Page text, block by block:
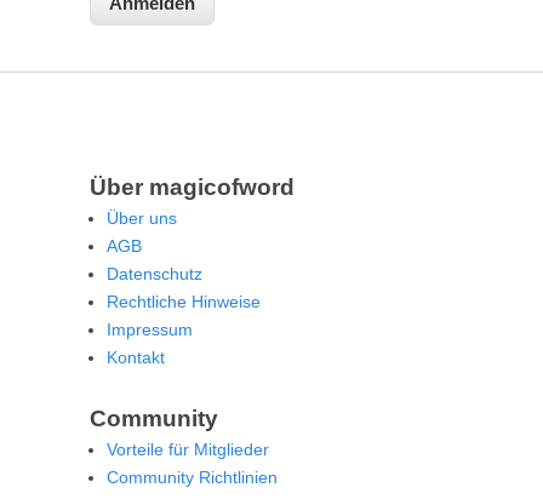
Über magicofword
Über uns
AGB
Datenschutz
Rechtliche Hinweise
Impressum
Kontakt
Community
Vorteile für Mitglieder
Community Richtlinien